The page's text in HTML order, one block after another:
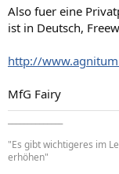
Also fuer eine
ist in Deutsch,
http://
MfG Fairy
"Es gibt wichtigeres im
erhöhen"